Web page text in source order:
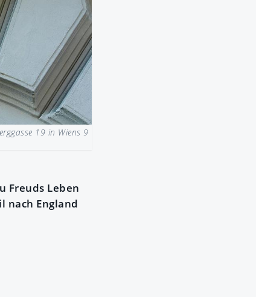
19 in Wiens 9
Freuds Leben
nach England